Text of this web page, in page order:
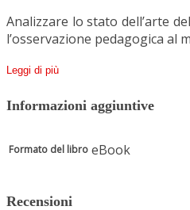
Analizzare lo stato dell’arte
l’osservazione pedagogica
Leggi di più
Informazioni aggiuntive
Formato del libro eBook
Recensioni